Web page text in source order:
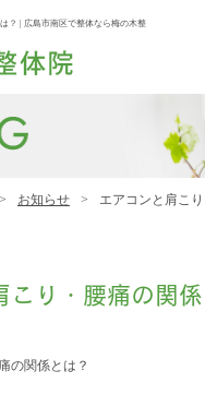
？ | 広島市南区で整体なら梅の木整
お知らせ エアコンと肩こ
こり・腰痛の関係
の関係とは？